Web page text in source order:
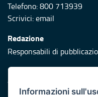
Telefono: 800 713939
Scrivici:email
Redazione
Responsabili di
Protezione civile
Vai al sito di Protezione
Informazioni